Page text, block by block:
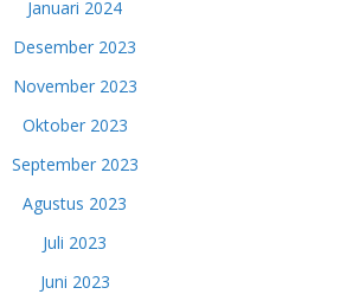
Januari 2024
Desember 2023
November 2023
Oktober 2023
September 2023
Agustus 2023
Juli 2023
Juni 2023